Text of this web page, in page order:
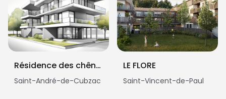
Résidence des chênes
Saint-André-de-Cubzac
LE FLORE
Saint-Vincent-de-Paul